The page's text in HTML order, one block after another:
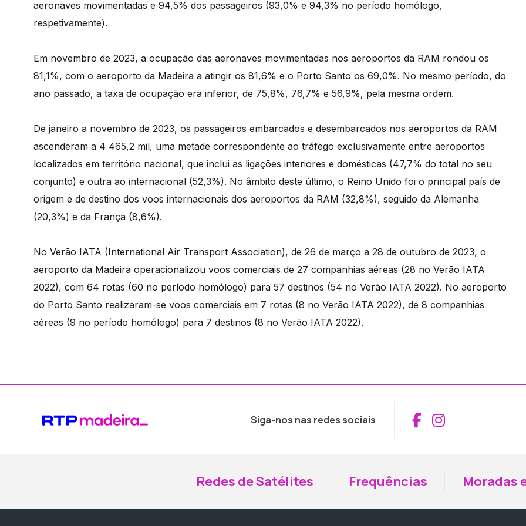
aeronaves movimentadas e 94,5% dos passageiros (93,0% e 94,3% no período homólogo,
respetivamente).
Em novembro de 2023, a ocupação das aeronaves movimentadas nos aeroportos da RAM rondou os
81,1%, com o aeroporto da Madeira a atingir os 81,6% e o Porto Santo os 69,0%. No mesmo período, do
ano passado, a taxa de ocupação era inferior, de 75,8%, 76,7% e 56,9%, pela mesma ordem.
De janeiro a novembro de 2023, os passageiros embarcados e desembarcados nos aeroportos da RAM
ascenderam a 4 465,2 mil, uma metade correspondente ao tráfego exclusivamente entre aeroportos
localizados em território nacional, que inclui as ligações interiores e domésticas (47,7% do total no seu
conjunto) e outra ao internacional (52,3%). No âmbito deste último, o Reino Unido foi o principal país de
origem e de destino dos voos internacionais dos aeroportos da RAM (32,8%), seguido da Alemanha
(20,3%) e da França (8,6%).
No Verão IATA (International Air Transport Association), de 26 de março a 28 de outubro de 2023, o
aeroporto da Madeira operacionalizou voos comerciais de 27 companhias aéreas (28 no Verão IATA
2022), com 64 rotas (60 no período homólogo) para 57 destinos (54 no Verão IATA 2022). No aeroporto
do Porto Santo realizaram-se voos comerciais em 7 rotas (8 no Verão IATA 2022), de 8 companhias
aéreas (9 no período homólogo) para 7 destinos (8 no Verão IATA 2022).
Siga-nos nas redes sociais Aceder ao
Aceder ao
Redes de Satélites Frequências Moradas